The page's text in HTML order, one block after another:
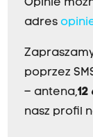
Opinie
adres
poprzez
– antena,12
nasz profil